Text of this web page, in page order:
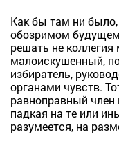
Как бы там ни
обозримом
решать не
малоискушенный,
избиратель,
органами чувств.
равноправный
падкая на те или
разумеется, на